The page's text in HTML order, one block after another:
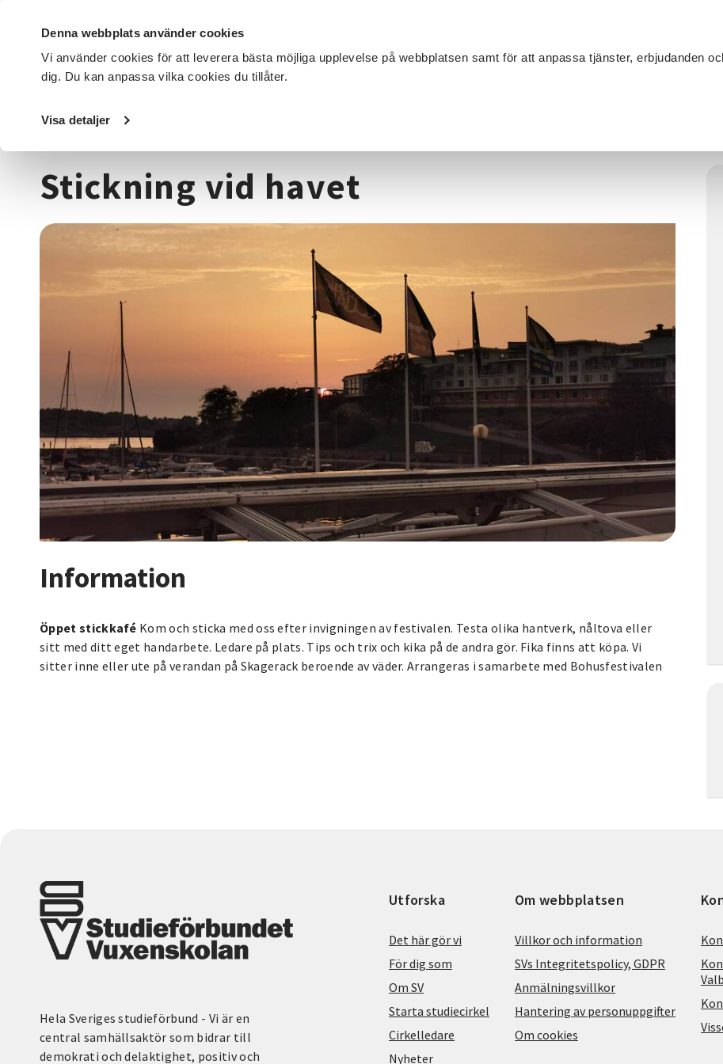
Denna webbplats använder cookies
Vi använder cookies för att leverera bästa möjliga upplevelse på webbplatsen samt för att anpassa tjänster, erbjudanden
dig. Du kan anpassa vilka cookies du tillåter.
Visa detaljer
DET HÄR GÖR VI FÖR DIG SOM SÖK KURSER OCH EVENEMANG
Startsida / Kurser och evenemang
Stickning vid havet
Information
Öppet stickkafé Kom och sticka med oss efter invigningen av festivalen. Testa olika hantverk, nåltova eller
sitt med ditt eget handarbete. Ledare på plats. Tips och trix och kika på de andra gör. Fika finns att köpa. Vi
sitter inne eller ute på verandan på Skagerack beroende av väder. Arrangeras i samarbete med Bohusfestivalen
Hela Sveriges studieförbund - Vi är en
central samhällsaktör som bidrar till
demokrati och delaktighet, positiv och
Utforska
Det här gör vi
För dig som
Om SV
Starta studiecirkel
Cirkelledare
Nyheter
Om webbplatsen
Villkor och information
SVs Integritetspolicy, GDPR
Anmälningsvillkor
Hantering av personuppgifter
Om cookies